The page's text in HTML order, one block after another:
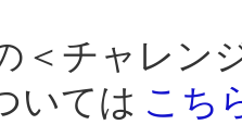
＜チャレン
いては こち